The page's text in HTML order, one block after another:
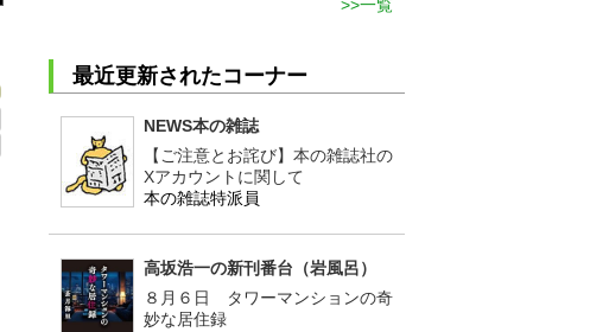
一覧
最近更新されたコーナー
NEWS本の雑誌
【ご注意とお詫び】本の雑誌社の
Xアカウントに関して
本の雑誌特派員
高坂浩一の新刊番台（岩風呂）
８月６日 タワーマンションの奇
妙な居住録